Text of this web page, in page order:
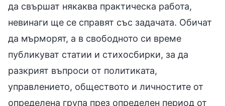
да свършат някаква практическа работа,
невинаги ще се справят със задачата. Обичат
да мърморят, а в свободното си време
публикуват статии и стихосбирки, за да
разкрият въпроси от политиката,
управлението, обществото и личностите от
определена група през определен период от